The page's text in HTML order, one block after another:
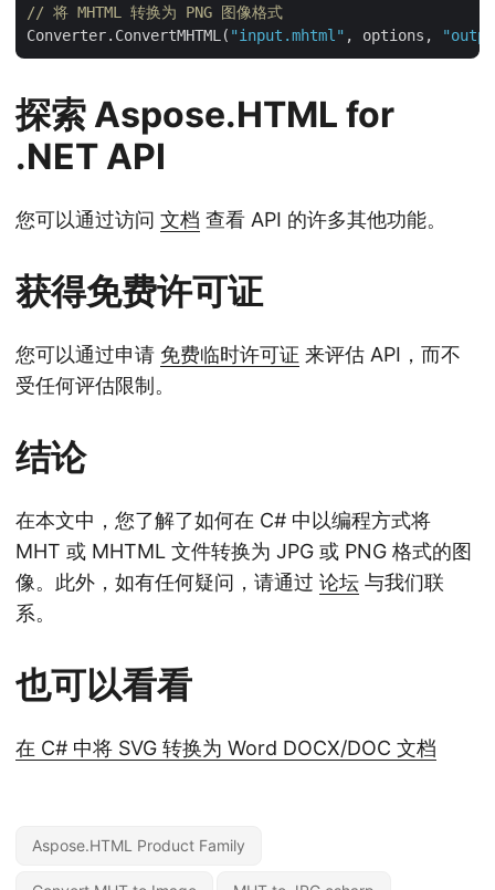
// 将 MHTML 转换为 PNG 图像格式
Converter.ConvertMHTML( "input.mhtml" , options,
探索 Aspose.HTML for
.NET API
您可以通过访问 文档 查看 API 的许多其他功能。
获得免费许可证
您可以通过申请 免费临时许可证 来评估 API，而不
受任何评估限制。
结论
在本文中，您了解了如何在 C# 中以编程方式将
MHT 或 MHTML 文件转换为 JPG 或 PNG 格式的图
像。此外，如有任何疑问，请通过 论坛 与我们联
系。
也可以看看
在 C# 中将 SVG 转换为 Word DOCX/DOC 文档
Aspose.HTML Product Family